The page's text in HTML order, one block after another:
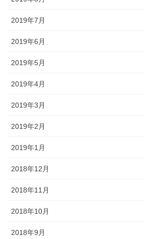
2019年7月
2019年6月
2019年5月
2019年4月
2019年3月
2019年2月
2019年1月
2018年12月
2018年11月
2018年10月
2018年9月